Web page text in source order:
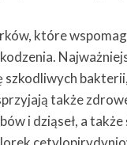
które
szkodliwych
także
i dziąseł, a także